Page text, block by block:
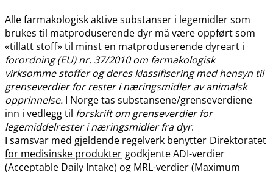
Alle farmakologisk aktive substanser i legemidler som
brukes til matproduserende dyr må være oppført som
«tillatt stoff» til minst en matproduserende dyreart i
forordning (EU) nr. 37/2010 om farmakologisk
virksomme stoffer og deres klassifisering med hensyn til
grenseverdier for rester i næringsmidler av animalsk
opprinnelse. I Norge tas substansene​/​grenseverdiene
inn i vedlegg til forskrift om grenseverdier for
legemiddelrester i næringsmidler fra dyr.
I samsvar med gjeldende regelverk benytter Direktoratet
for medisinske produkter godkjente ADI-verdier
(Acceptable Daily Intake) og MRL-verdier (Maximum